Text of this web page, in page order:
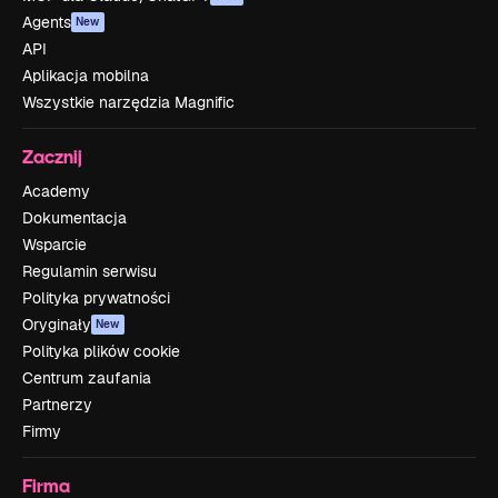
Agents New
API
Aplikacja mobilna
Wszystkie narzędzia Magnific
Zacznij
Academy
Dokumentacja
Wsparcie
Regulamin serwisu
Polityka prywatności
Oryginały New
Polityka plików cookie
Centrum zaufania
Partnerzy
Firmy
Firma